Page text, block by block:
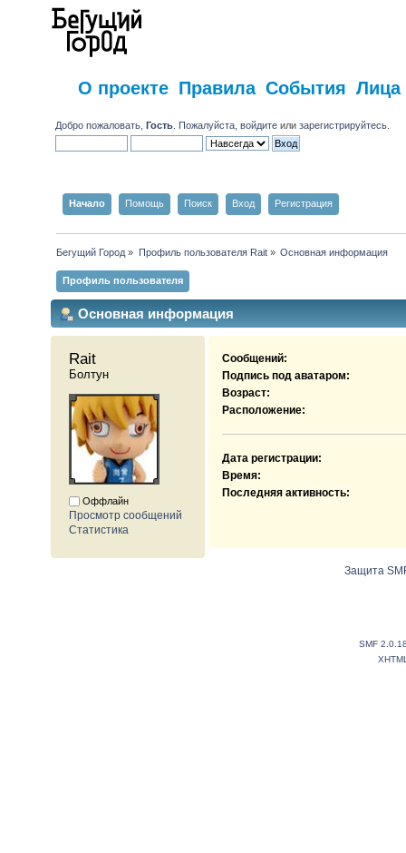
О проекте Правила События Лица
Добро пожаловать,Гость . Пожалуйста,войдите илизарегистрируйтесь
Начало Помощь Поиск Вход Регистрация
Бегущий Город » Профиль пользователя Rait» Основная информация
Профиль пользователя
Основная информация
Rait
Болтун
Оффлайн
Просмотр сообщений
Статистика
Сообщений:
Подпись под аватаром:
Возраст:
Расположение:
Дата регистрации:
Время:
Последняя активность:
Защита
SMF